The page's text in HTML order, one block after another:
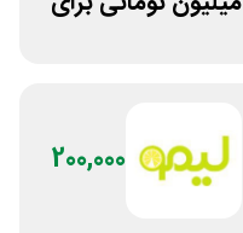
200,000